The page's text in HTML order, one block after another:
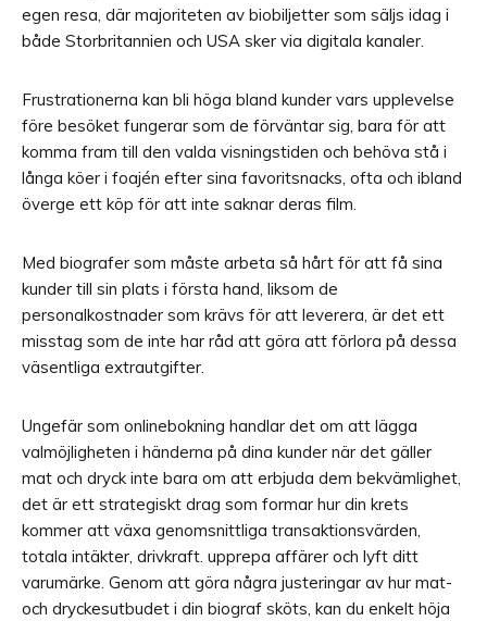
egen resa, där majoriteten av biobiljetter som säljs idag i
både Storbritannien och USA sker via digitala kanaler.
Frustrationerna kan bli höga bland kunder vars upplevelse
före besöket fungerar som de förväntar sig, bara för att
komma fram till den valda visningstiden och behöva stå i
långa köer i foajén efter sina favoritsnacks, ofta och ibland
överge ett köp för att inte saknar deras film.
Med biografer som måste arbeta så hårt för att få sina
kunder till sin plats i första hand, liksom de
personalkostnader som krävs för att leverera, är det ett
misstag som de inte har råd att göra att förlora på dessa
väsentliga extrautgifter.
Ungefär som onlinebokning handlar det om att lägga
valmöjligheten i händerna på dina kunder när det gäller
mat och dryck inte bara om att erbjuda dem bekvämlighet,
det är ett strategiskt drag som formar hur din krets
kommer att växa genomsnittliga transaktionsvärden,
totala intäkter, drivkraft. upprepa affärer och lyft ditt
varumärke. Genom att göra några justeringar av hur mat-
och dryckesutbudet i din biograf sköts, kan du enkelt höja